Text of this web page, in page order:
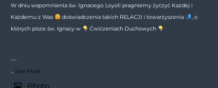
W dniu wspomnienia św. Ignacego Loyoli pragniemy życzyć Każdej i
Każdemu z Was
doświadczenia takich RELACJI i towarzyszenia
, o
których pisze św. Ignacy w
Ćwiczeniach Duchowych
---
See More
Photo